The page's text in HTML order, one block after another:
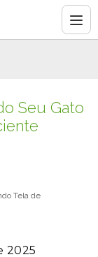
USANDO TELA DE
Seu Gato
2025